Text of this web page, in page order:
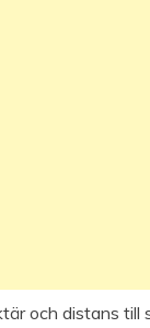
och distans till